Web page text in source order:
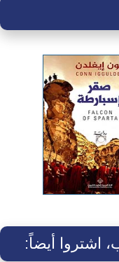
اشتروا أيضاً: